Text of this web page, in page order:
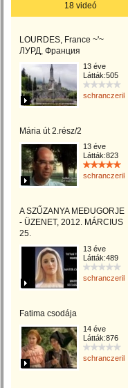
18 videó
LOURDES, France ~'~
ЛУРД, Франция
13 éve
Látták:505
schranczerika
Mária út 2.rész/2
13 éve
Látták:823
schranczerika
A SZŰZANYA MEĐUGORJE
- ÜZENET, 2012. MÁRCIUS
25.
13 éve
Látták:489
schranczerika
Fatima csodája
14 éve
Látták:876
schranczerika